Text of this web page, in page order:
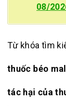
08/
Từ khóa tìm
thuốc béo
tác hại của